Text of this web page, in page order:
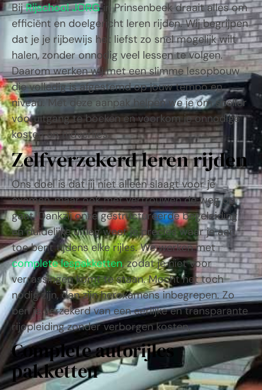
BijRijschool JORGinPrinsenbeek draait alles om
efficiënt en doelgericht leren rijden. Wij begrijpen
dat je je rijbewijs het liefst zo snel mogelijk wilt
halen, zonder onnodig veel lessen te volgen.
Daarom werken wij met een slimme lesopbouw
die volledig is afgestemd op jouw tempo en
niveau. Met deze aanpak helpen we je om sneller
vooruitgang te boeken en voorkom je onnodige
kosten en tijdverlies.
Zelfverzekerd leren rijden
Ons doel is dat jij niet alleen slaagt voor je
examen, maar ook met vertrouwen de weg op
gaat. Dankzij onze gestructureerde begeleiding
en duidelijke uitleg weet je precies waar je aan
toe bent tijdens elke rijles. We werken met
complete lespakketten, zodat je niet voor
verrassingen komt te staan. Mocht het toch
nodig zijn, dan zijn herexamens inbegrepen. Zo
ben je verzekerd van een eerlijke en transparante
rijopleiding zonder verborgen kosten.
Complete autorijles
pakketten